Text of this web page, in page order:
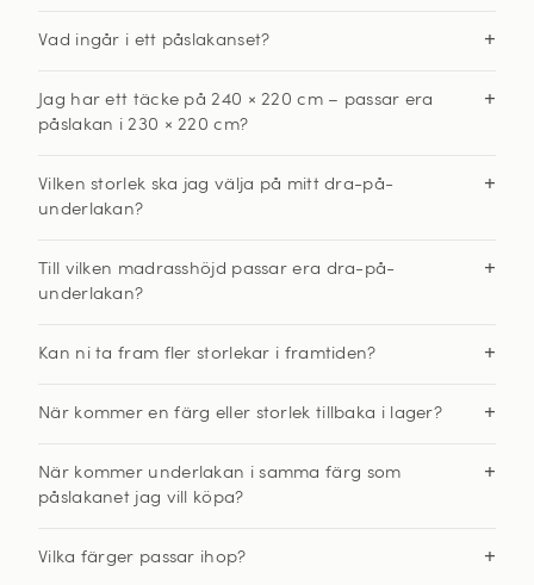
Vad ingår i ett påslakanset?
Jag har ett täcke på 240 × 220 cm – passar era
påslakan i 230 × 220 cm?
Vilken storlek ska jag välja på mitt dra-på-
underlakan?
Till vilken madrasshöjd passar era dra-på-
underlakan?
Kan ni ta fram fler storlekar i framtiden?
När kommer en färg eller storlek tillbaka i lager?
När kommer underlakan i samma färg som
påslakanet jag vill köpa?
Vilka färger passar ihop?